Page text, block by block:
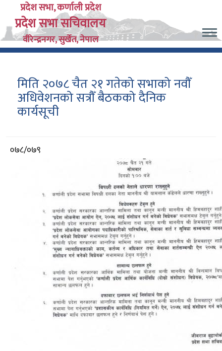
main
content
प्रदेश सभा, कर्णाली प्रदेश
प्रदेश सभा सचिवालय
वीरेन्द्रनगर, सुर्खेत, नेपाल
मिति २०७८ चैत २१ गतेको सभाको नवौँ
अधिवेशनको सत्रौँ बैठकको दैनिक
कार्यसूची
आर्थिक
०७८/०७९